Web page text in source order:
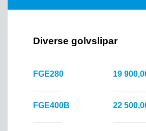
Diverse golvslipar
FGE280
FGE400B
19
22